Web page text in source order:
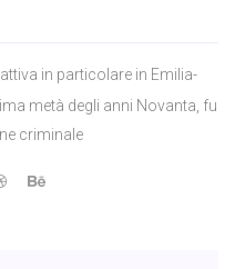
in particolare in Emilia-
metà degli anni Novanta, fu
criminale